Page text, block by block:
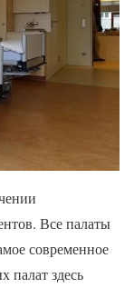
Все палаты
современное
палат здесь